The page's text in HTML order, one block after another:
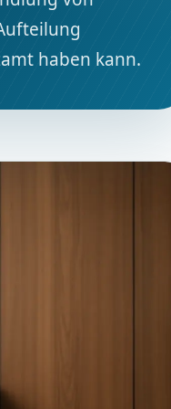
haben kann.